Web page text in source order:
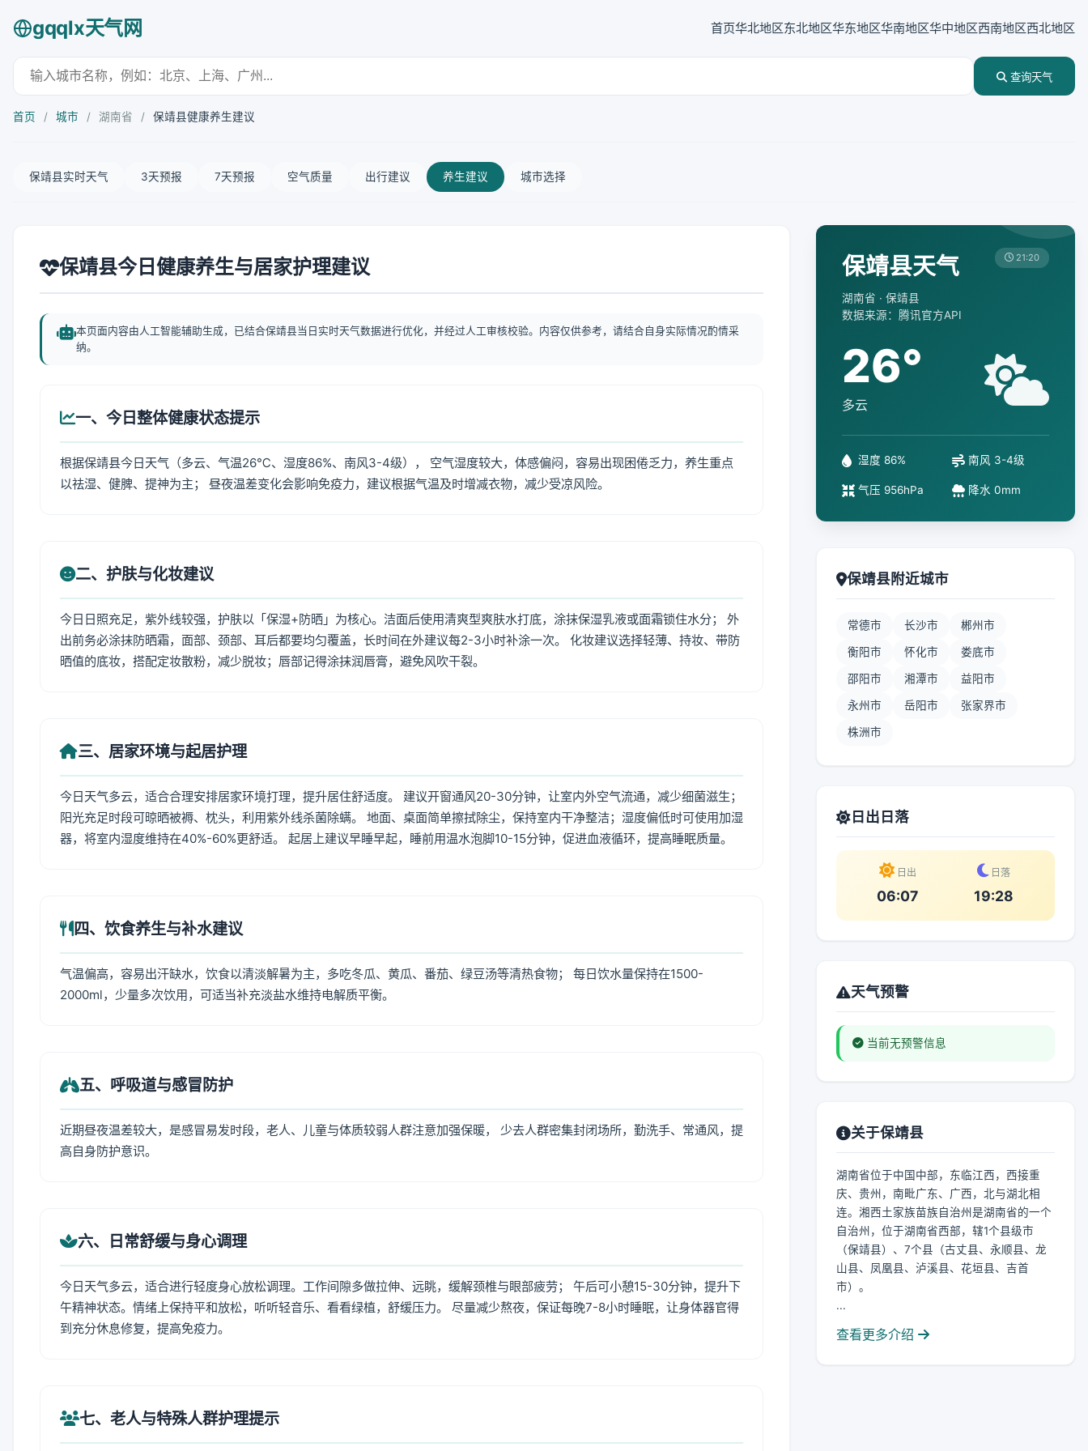
gqqlx天气网 首页华北地区东北地区华东地区华南地区华中地区西南地区西北地区
查询天气
首页 / 城市 / 湖南省 / 保靖县健康养生建议
保靖县实时天气 3天预报 7天预报 空气质量 出行建议 养生建议 城市选择
保靖县今日健康养生与居家护理建议
本页面内容由人工智能辅助生成，已结合保靖县当日实时天气数据进行优化，并经过人工审核校验。内容仅供参考，请结合自身实际情况酌情采
纳。
一、今日整体健康状态提示
根据保靖县今日天气（多云、气温26℃、湿度86%、南风3-4级）， 空气湿度较大，体感偏闷，容易出现困倦乏力，养生重点
以祛湿、健脾、提神为主； 昼夜温差变化会影响免疫力，建议根据气温及时增减衣物，减少受凉风险。
二、护肤与化妆建议
今日日照充足，紫外线较强，护肤以「保湿+防晒」为核心。洁面后使用清爽型爽肤水打底，涂抹保湿乳液或面霜锁住水分； 外
出前务必涂抹防晒霜，面部、颈部、耳后都要均匀覆盖，长时间在外建议每2-3小时补涂一次。 化妆建议选择轻薄、持妆、带防
晒值的底妆，搭配定妆散粉，减少脱妆；唇部记得涂抹润唇膏，避免风吹干裂。
三、居家环境与起居护理
今日天气多云，适合合理安排居家环境打理，提升居住舒适度。 建议开窗通风20-30分钟，让室内外空气流通，减少细菌滋生；
阳光充足时段可晾晒被褥、枕头，利用紫外线杀菌除螨。 地面、桌面简单擦拭除尘，保持室内干净整洁；湿度偏低时可使用加湿
器，将室内湿度维持在40%-60%更舒适。 起居上建议早睡早起，睡前用温水泡脚10-15分钟，促进血液循环，提高睡眠质量。
四、饮食养生与补水建议
气温偏高，容易出汗缺水，饮食以清淡解暑为主，多吃冬瓜、黄瓜、番茄、绿豆汤等清热食物； 每日饮水量保持在1500-
2000ml，少量多次饮用，可适当补充淡盐水维持电解质平衡。
五、呼吸道与感冒防护
近期昼夜温差较大，是感冒易发时段，老人、儿童与体质较弱人群注意加强保暖， 少去人群密集封闭场所，勤洗手、常通风，提
高自身防护意识。
六、日常舒缓与身心调理
今日天气多云，适合进行轻度身心放松调理。工作间隙多做拉伸、远眺，缓解颈椎与眼部疲劳； 午后可小憩15-30分钟，提升下
午精神状态。情绪上保持平和放松，听听轻音乐、看看绿植，舒缓压力。 尽量减少熬夜，保证每晚7-8小时睡眠，让身体器官得
到充分休息修复，提高免疫力。
七、老人与特殊人群护理提示
保靖县天气
湖南省 · 保靖县
数据来源：腾讯官方API
21:20
26°
多云
湿度 86% 南风 3-4级
气压 956hPa 降水 0mm
保靖县附近城市
常德市 长沙市 郴州市
衡阳市 怀化市 娄底市
邵阳市 湘潭市 益阳市
永州市 岳阳市 张家界市
株洲市
日出日落
日出
06:07
日落
19:28
天气预警
当前无预警信息
关于保靖县
湖南省位于中国中部，东临江西，西接重
庆、贵州，南毗广东、广西，北与湖北相
连。湘西土家族苗族自治州是湖南省的一个
自治州，位于湖南省西部，辖1个县级市
（保靖县）、7个县（古丈县、永顺县、龙
山县、凤凰县、泸溪县、花垣县、吉首
市）。
...
查看更多介绍